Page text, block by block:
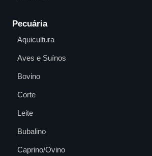
Pecuária
Aquicultura
Aves e Suínos
Bovino
Corte
Leite
Bubalino
Caprino/Ovino